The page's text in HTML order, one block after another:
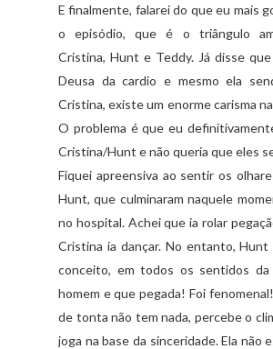
E finalmente, falarei do que eu mais
o episódio, que é o triângulo
Cristina, Hunt e Teddy. Já disse
Deusa dacardio e mesmo ela
Cristina, existe um enorme carisma
O problema é que eu
Cristina/Hunt e não queria que eles
Fiquei apreensiva ao sentir os
Hunt, que culminaram naquele
no hospital. Achei que ia rolar
Cristina ia dançar. No entanto,Hunt
conceito, em todos os sentidos da
homem e que pegada! Foi
de tonta não tem nada, percebe o
joga na base da sinceridade. Ela não